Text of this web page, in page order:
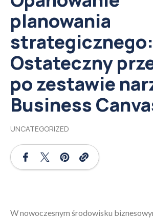
planowania
strategicznego:
Ostateczny
po zestawie
Business
UNCATEGORIZED
W nowoczesnym środowisku